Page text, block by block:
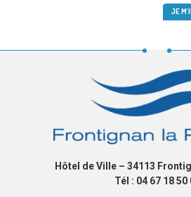
Hôtel de Ville – 34113
Tél : 04 67 18 50